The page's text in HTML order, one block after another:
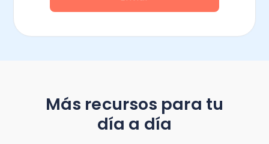
Más recursos para tu
día a día